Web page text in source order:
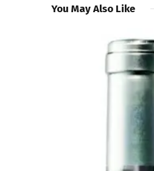
You May Also Like